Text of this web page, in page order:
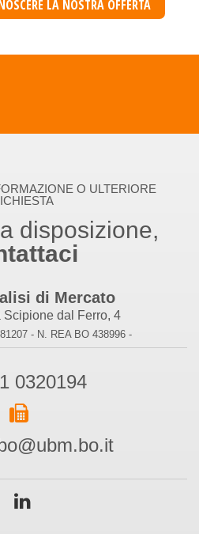
LA NOSTRA OFFERTA
O ULTERIORE
disposizione,
di Mercato
Scipione dal Ferro, 4
- N. REA BO 438996 -
0320194
Seguici